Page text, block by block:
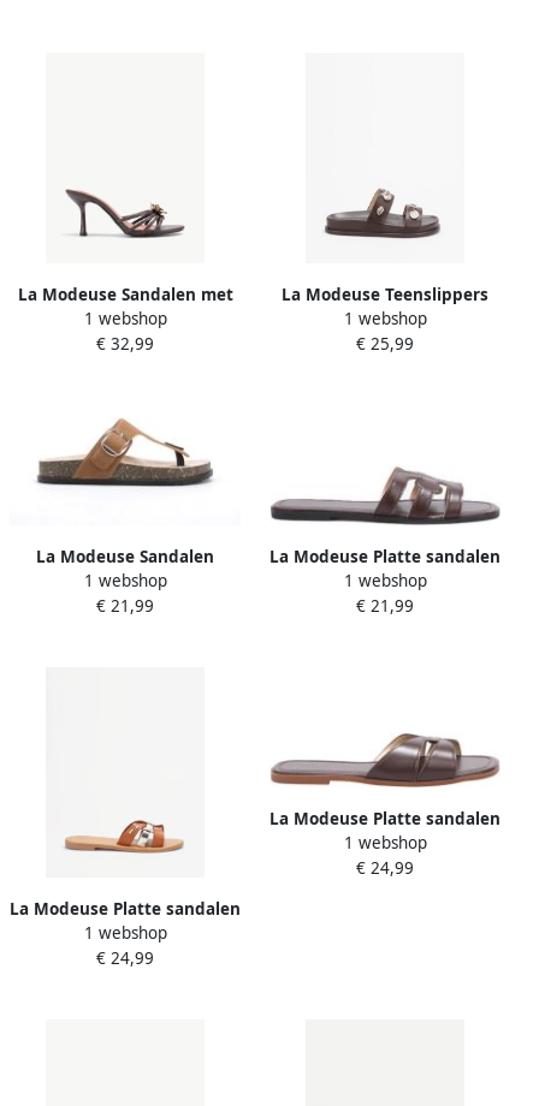
La Modeuse Sandalen met
hakken 78793_P187539
1 webshop
€ 32,99
La Modeuse Teenslippers
78778_P187448
1 webshop
€ 25,99
La Modeuse Sandalen
78270_P186176
1 webshop
€ 21,99
La Modeuse Platte sandalen
78775_P187430
1 webshop
€ 21,99
La Modeuse Platte sandalen
78800_P187580
1 webshop
€ 24,99
La Modeuse Platte sandalen
78785_P187491
1 webshop
€ 24,99